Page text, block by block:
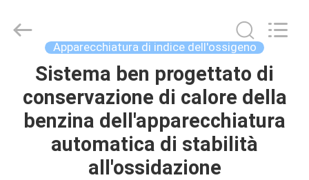
CASA
PRODOTTI
YUYANG
INSTRUMENT
Apparecchiatura di indice dell'ossigeno
Sistema ben progettato di
conservazione di calore della
benzina dell'apparecchiatura
automatica di stabilità
all'ossidazione